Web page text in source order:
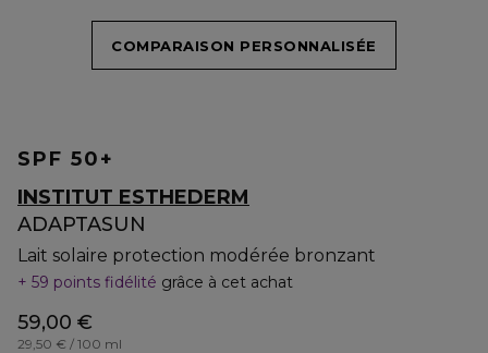
COMPARAISON PERSONNALISÉE
SPF 50+
INSTITUT ESTHEDERM
ADAPTASUN
Lait solaire protection modérée bronzant
59 points fidélité grâce à cet achat
59,00 €
29,50 € / 100 ml